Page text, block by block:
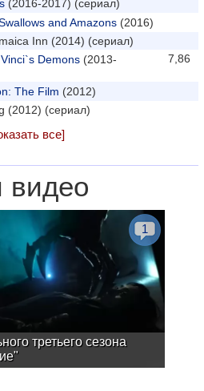
(2016-2017) (сериал)
and Amazons (2016)
Inn (2014) (сериал)
7,86
Demons (2013-
The Film (2012)
(2012) (сериал)
все]
видео
третьего сезона
1